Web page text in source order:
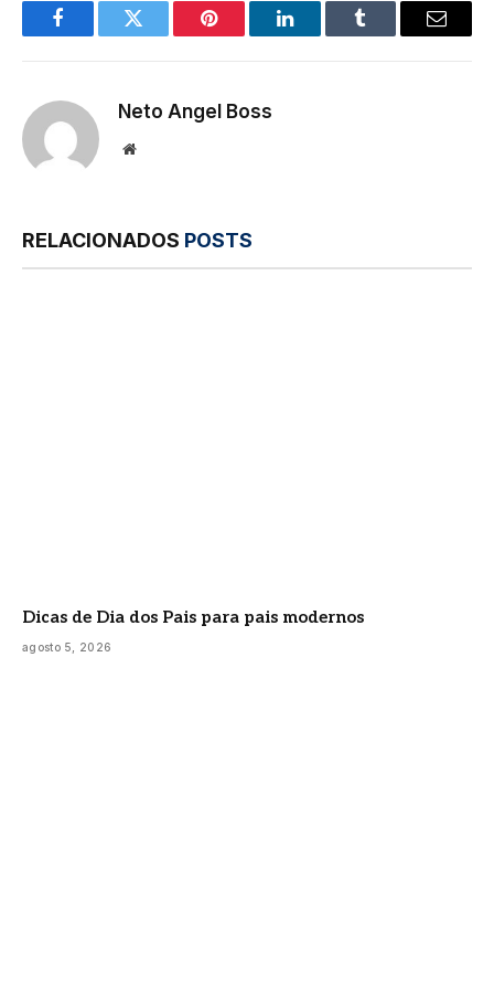
FacebookTwitter Pinterest LinkedInTumblr
E-
Neto Angel Boss
Site
RELACIONADOS POSTS
Dicas de Dia dos Pais para pais modernos
agosto 5, 2026